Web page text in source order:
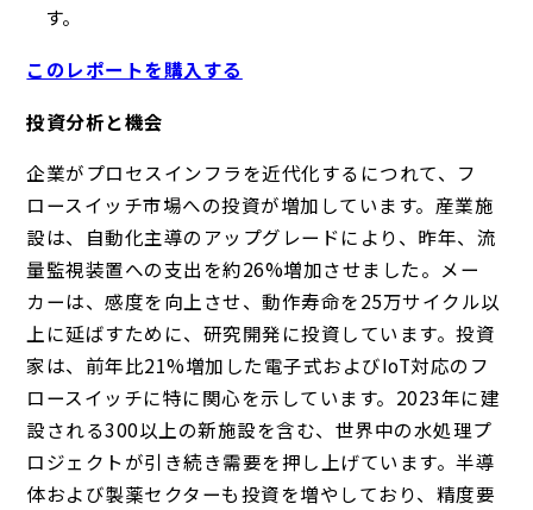
す。
このレポートを購入する
投資分析と機会
企業がプロセスインフラを近代化するにつれて、フ
ロースイッチ市場への投資が増加しています。産業施
設は、自動化主導のアップグレードにより、昨年、流
量監視装置への支出を約26%増加させました。メー
カーは、感度を向上させ、動作寿命を25万サイクル以
上に延ばすために、研究開発に投資しています。投資
家は、前年比21%増加した電子式およびIoT対応のフ
ロースイッチに特に関心を示しています。2023年に建
設される300以上の新施設を含む、世界中の水処理プ
ロジェクトが引き続き需要を押し上げています。半導
体および製薬セクターも投資を増やしており、精度要